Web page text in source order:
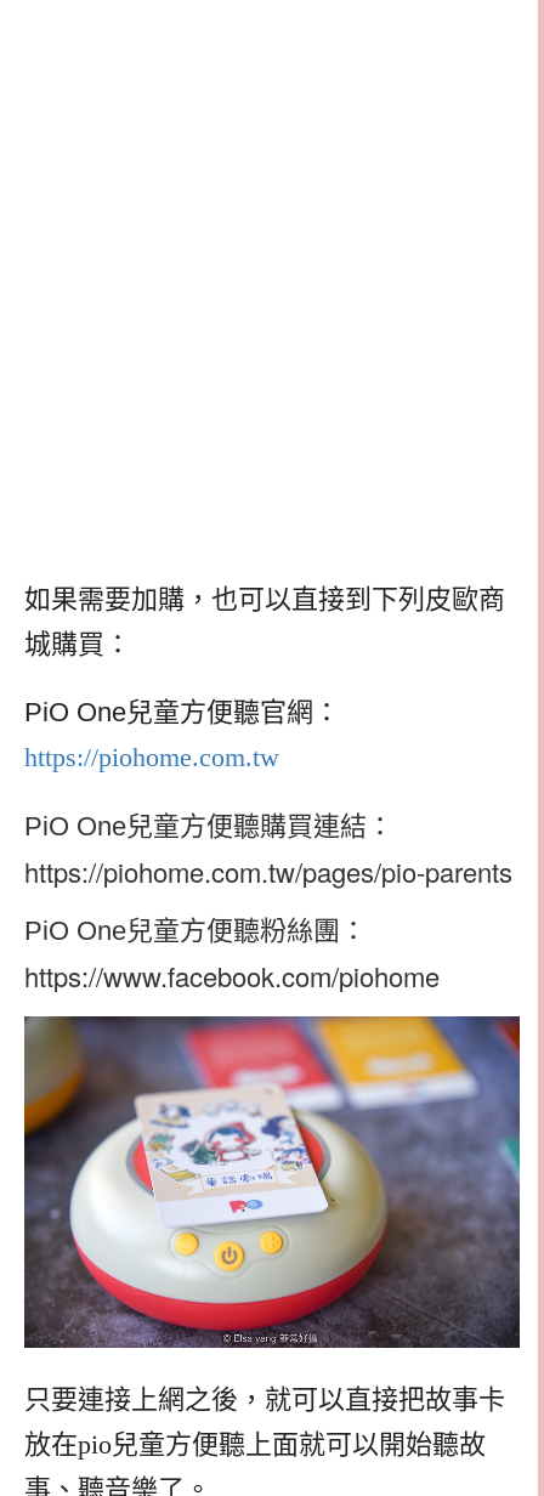
如果需要加購，也可以直接到下列皮歐商
城購買：
PiO One兒童方便聽官網：
https://piohome.com.tw
PiO One兒童方便聽購買連結：
https://piohome.com.tw/pages/pio-parents
PiO One兒童方便聽粉絲團：
https://www.facebook.com/piohome
只要連接上網之後，就可以直接把故事卡
放在pio兒童方便聽上面就可以開始聽故
事、聽音樂了。